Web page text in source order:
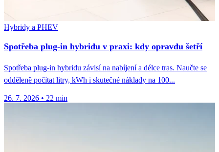
Hybridy a PHEV
Spotřeba plug-in hybridu v praxi: kdy opravdu šetří
Spotřeba plug-in hybridu závisí na nabíjení a délce tras. Naučte se
odděleně počítat litry, kWh i skutečné náklady na 100...
26. 7. 2026 • 22 min